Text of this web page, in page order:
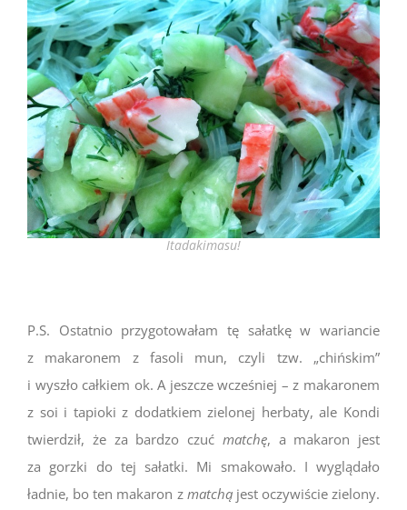
Itadakimasu!
P.S. Ostatnio przygotowałam tę sałatkę w wariancie
z makaronem z fasoli mun, czyli tzw. „chińskim”
i wyszło całkiem ok. A jeszcze wcześniej – z makaronem
z soi i tapioki z dodatkiem zielonej herbaty, ale Kondi
twierdził, że za bardzo czuć matchę, a makaron jest
za gorzki do tej sałatki. Mi smakowało. I wyglądało
ładnie, bo ten makaron z matchąjest oczywiście zielony.